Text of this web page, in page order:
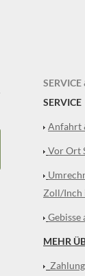
SERVICE
SERVICE
Anfahrt
Vor Ort
Zoll/Inch
Gebisse
MEHR